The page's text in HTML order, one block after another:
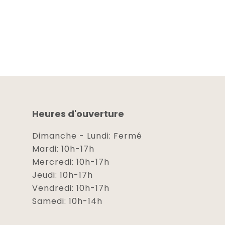
Heures d'ouverture
Dimanche - Lundi: Fermé
Mardi: 10h-17h
Mercredi: 10h-17h
Jeudi: 10h-17h
Vendredi: 10h-17h
Samedi: 10h-14h